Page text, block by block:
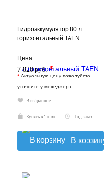
Гидроаккумулятор 80 л
горизонтальный TAEN
Цена:
7 820 руб.*
* Актуальную цену пожалуйста
уточните у менеджера
В избранное
Купить в 1 клик Под заказ
В корзину